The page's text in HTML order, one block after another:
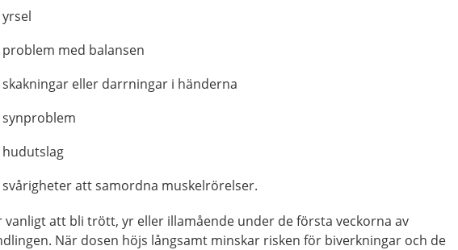
yrsel
problem med balansen
skakningar eller darrningar i händerna
synproblem
hudutslag
svårigheter att samordna muskelrörelser.
vanligt att bli trött, yr eller illamående under de första veckorna av
När dosen höjs långsamt minskar risken för biverkningar och de